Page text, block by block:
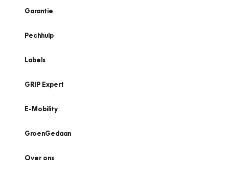
Garantie
Pechhulp
Labels
GRIP Expert
E-Mobility
GroenGedaan
Over ons